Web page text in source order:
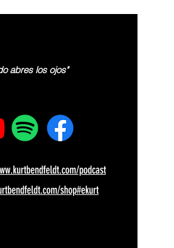
abres los ojos"
podcast
shop#ekurt